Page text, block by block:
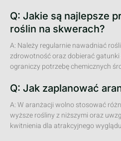
Q: Jakie są najlepsze
roślin na skwerach?
A: Należy regularnie nawadniać
zdrowotność oraz dobierać
ograniczy potrzebę chemicznych
Q: Jak zaplanować
A: W aranżacji wolno stosować
wyższe rośliny z niższymi oraz
kwitnienia dla atrakcyjnego